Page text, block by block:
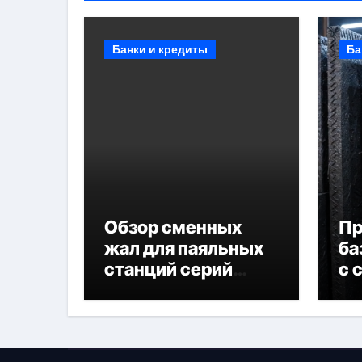
Банки и кредиты
Обзор сменных
жал для паяльных
станций серий
с